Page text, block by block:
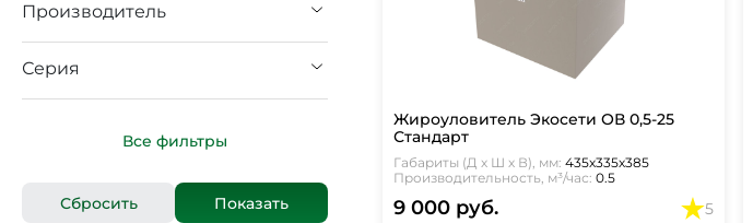
Производитель
Серия
Все фильтры
Жироуловитель Экосети ОВ 0,5-25
Стандарт
Габариты (Д х Ш х В), мм: 435х335х385
Производительность, м³/час: 0.5
9 000 руб. 5